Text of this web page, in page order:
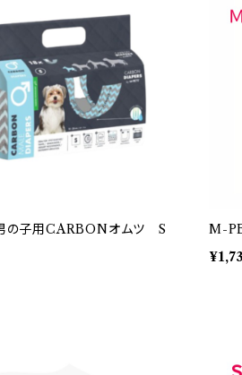
の子用CARBONオムツ S
M-